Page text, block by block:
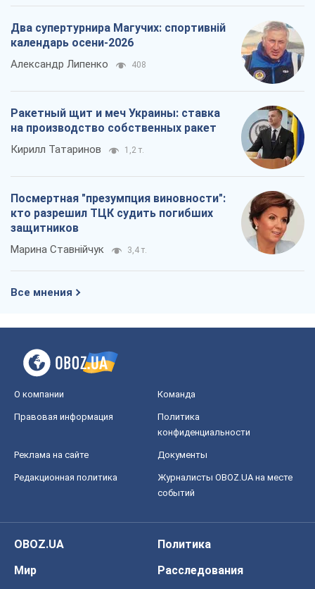
Два супертурнира Магучих: спортивній
календарь осени-2026
Александр Липенко 408
Ракетный щит и меч Украины: ставка
на производство собственных ракет
Кирилл Татаринов 1,2 т.
Посмертная "презумпция виновности":
кто разрешил ТЦК судить погибших
защитников
Марина Ставнійчук 3,4 т.
Все мнения
О компании Команда
Правовая информация
Политика
конфиденциальности
Реклама на сайте Документы
Редакционная политика
Журналисты OBOZ.UA на месте
событий
OBOZ.UA
Политика
Мир
Расследования